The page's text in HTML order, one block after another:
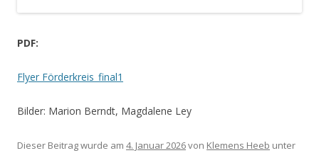
PDF:
Flyer Förderkreis_final1
Bilder: Marion Berndt, Magdalene Ley
Dieser Beitrag wurde am 4. Januar 2026von Klemens Heeb unter